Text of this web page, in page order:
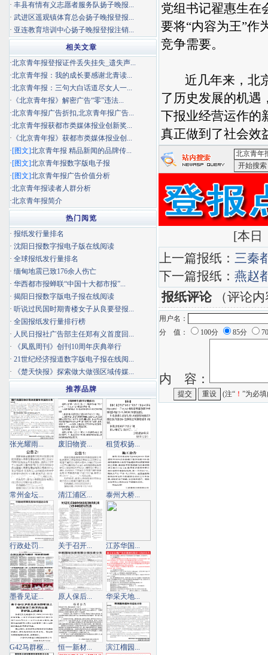
党组书记翟惠生在
要将“内容为王”作
竞争需要。
近几年来，北京
了历史发展的机遇
下报业经营运作的
真正做到了社会效
[本日
上一篇报纸： 三秦
下一篇报纸： 燕赵
报纸评论（评论内
用户名：
分 值：
100分 85分
内 容：
(注“ ！ ”为必
· 丰县有情有义志愿者服务队扬子晚报...
· 武进区遥观镇体育总会扬子晚报登报...
· 亚连教育培训中心扬子晚报登报注销...
相关文章
·北京青年报登报证件丢失挂失_遗失声...
·北京青年报：我的成长要感谢北青读...
·北京青年报：三句大白话道尽女人一...
· 《北京青年报》解密广告“零”违法...
·北京青年报广告折扣,北京青年报广告...
·北京青年报获都市类媒体报业创新奖...
· 《北京青年报》获都市类媒体报业创...
·[图文]北京青年报 精品新闻的品牌传...
·[图文]北京青年报数字版电子报
·[图文]北京青年报广告价值分析
·北京青年报读者人群分析
·北京青年报简介
热门阅览
· 报纸发行量排名
· 沈阳日报数字报电子版在线阅读
· 全球报纸发行量排名
· 缅甸地震已致176余人伤亡
· 华西都市报蝉联“中国十大都市报”...
· 揭阳日报数字版电子报在线阅读
· 听说过民国时期青楼女子从良要登报...
· 全国报纸发行量排行榜
· 人民日报社广告部主任郑有义首度回...
·
《凤凰周刊》创刊10周年庆典举行
· 21世纪经济报道数字版电子报在线阅...
·
《楚天快报》探索做大做强区域传媒...
推荐品牌
张光耀雨... 废旧物资... 租赁权扬...
常州金坛... 清江浦区... 泰州大桥...
行政处罚... 关于召开... 江苏华国...
墨香见证... 原人保后... 华采天地...
G42马群枢... 恒一新材... 滨江榴园...